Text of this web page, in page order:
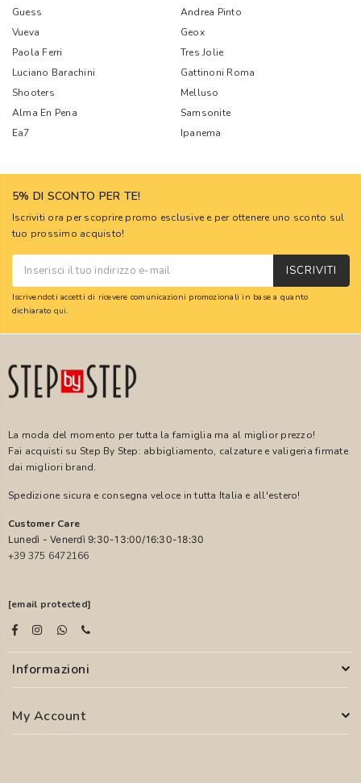
Guess
Andrea Pinto
Vueva
Geox
Paola Ferri
Tres Jolie
Luciano Barachini
Gattinoni Roma
Shooters
Melluso
Alma En Pena
Samsonite
Ea7
Ipanema
5% DI SCONTO PER TE!
Iscriviti ora per scoprire promo esclusive e per ottenere uno sconto sul
tuo prossimo acquisto!
ISCRIVITI
Iscrivendoti accetti di ricevere comunicazioni promozionali in base a quanto
dichiarato qui.
La moda del momento per tutta la famiglia ma al miglior prezzo!
Fai acquisti su Step By Step: abbigliamento, calzature e valigeria firmate
dai migliori brand.
Spedizione sicura e consegna veloce in tutta Italia e all'estero!
Customer Care
Lunedì - Venerdì 9:30-13:00/16:30-18:30
+39 375 6472166
[email protected]
Informazioni
My Account